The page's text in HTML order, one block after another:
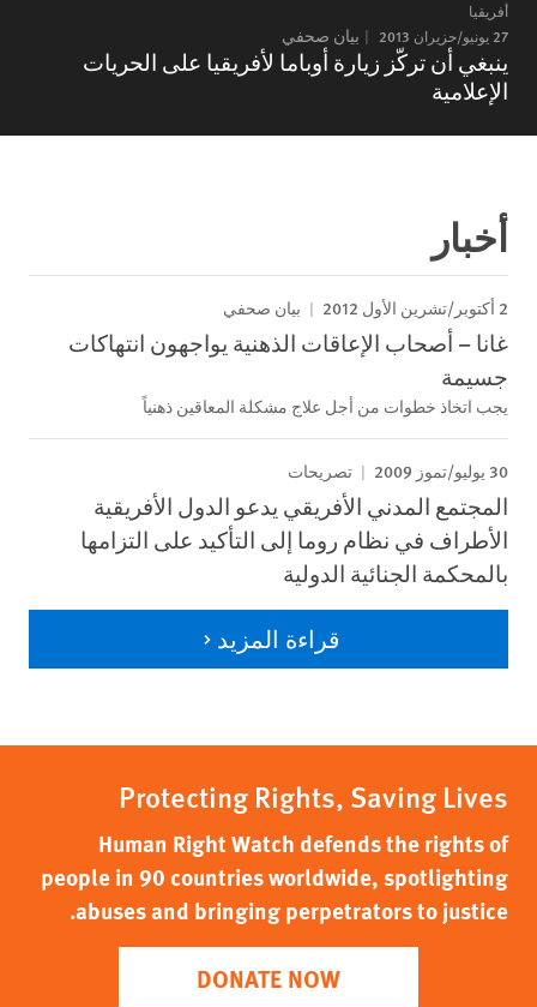
أفريقيا
27 يونيو/حزيران 2013
بيان صحفي
ينبغي أن تركّز زيارة أوباما لأفريقيا على الحريات
الإعلامية
أخبار
2 أكتوبر/تشرين الأول 2012 بيان صحفي
غانا – أصحاب الإعاقات الذهنية يواجهون انتهاكات
جسيمة
يجب اتخاذ خطوات من أجل علاج مشكلة المعاقين ذهنياً
30 يوليو/تموز 2009 تصريحات
المجتمع المدني الأفريقي يدعو الدول الأفريقية
الأطراف في نظام روما إلى التأكيد على التزامها
بالمحكمة الجنائية الدولية
قراءة المزيد
Protecting Rights, Saving Lives
Human Right Watch defends the rights of
people in 90 countries worldwide, spotlighting
abuses and bringing perpetrators to justice.
DONATE NOW